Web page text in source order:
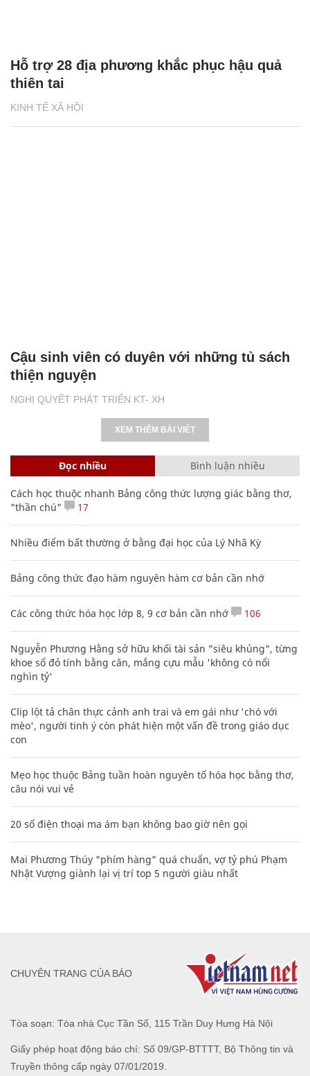
KINH TẾ XÃ HỘI
Hỗ trợ 28 địa phương khắc phục hậu quả
thiên tai
NGHỊ QUYẾT PHÁT TRIỂN KT- XH
Cậu sinh viên có duyên với những tủ sách
thiện nguyện
XEM THÊM BÀI VIẾT
Đọc nhiều Bình luận nhiều
Cách học thuộc nhanh Bảng công thức lượng giác bằng thơ,
"thần chú"
17
Nhiều điểm bất thường ở bằng đại học của Lý Nhã Kỳ
Bảng công thức đạo hàm nguyên hàm cơ bản cần nhớ
Các công thức hóa học lớp 8, 9 cơ bản cần nhớ 106
Nguyễn Phương Hằng sở hữu khối tài sản "siêu khủng", từng
khoe sổ đỏ tính bằng cân, mắng cựu mẫu 'không có nổi
nghìn tỷ'
Clip lột tả chân thực cảnh anh trai và em gái như 'chó với
mèo', người tinh ý còn phát hiện một vấn đề trong giáo dục
con
Mẹo học thuộc Bảng tuần hoàn nguyên tố hóa học bằng thơ,
câu nói vui vẻ
20 số điện thoại ma ám bạn không bao giờ nên gọi
Mai Phương Thúy "phím hàng" quá chuẩn, vợ tỷ phú Phạm
Nhật Vượng giành lại vị trí top 5 người giàu nhất
Tòa soạn: Tòa nhà Cục Tần Số, 115 Trần Duy Hưng Hà Nội
Giấy phép hoạt động báo chí: Số 09/GP-BTTTT, Bộ Thông tin và
Truyền thông cấp ngày 07/01/2019.
CHUYÊN TRANG CỦA BÁO